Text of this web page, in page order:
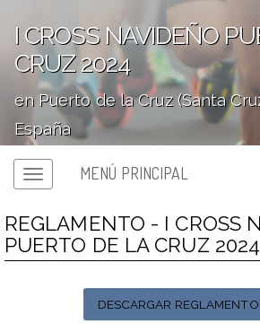
I CROSS NAVIDEÑO
CRUZ 2024
en Puerto de la Cruz (Santa
España
MENÚ PRINCIPAL
REGLAMENTO - I CROSS
PUERTO DE LA CRUZ 2024
DESCARGAR